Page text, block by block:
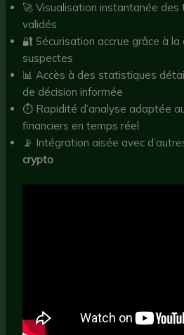
🚀 Visualisation instantanée
validés
🔐 Sécurisation accrue grâce à
suspectes
📊 Accès à des statistiques
de décision informée
⏱️ Rapidité d’analyse adaptée
financiers en temps réel
📡 Intégration aisée avec
crypto